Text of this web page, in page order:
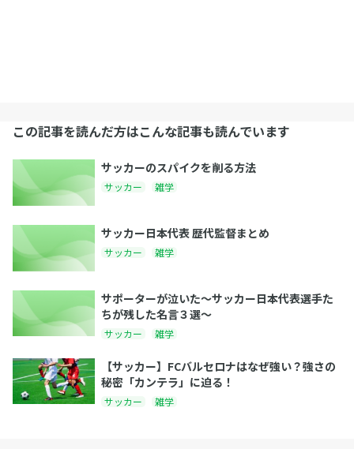
この記事を読んだ方はこんな記事も読んでいます
サッカーのスパイクを削る方法
サッカー 雑学
サッカー日本代表 歴代監督まとめ
サッカー 雑学
サポーターが泣いた〜サッカー日本代表選手た
ちが残した名言３選〜
サッカー 雑学
【サッカー】FCバルセロナはなぜ強い？強さの
秘密「カンテラ」に迫る！
サッカー 雑学